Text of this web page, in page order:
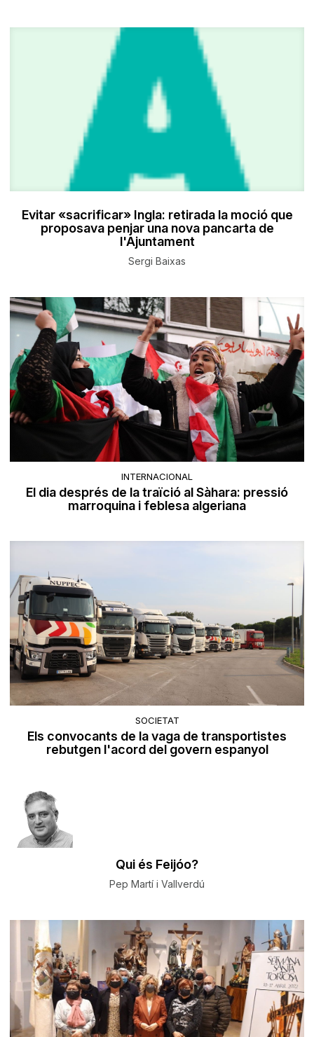
Evitar «sacrificar» Ingla: retirada la moció que
proposava penjar una nova pancarta de
l'Ajuntament
Sergi Baixas
INTERNACIONAL
El dia després de la traïció al Sàhara: pressió
marroquina i feblesa algeriana
SOCIETAT
Els convocants de la vaga de transportistes
rebutgen l'acord del govern espanyol
Qui és Feijóo?
Pep Martí i Vallverdú